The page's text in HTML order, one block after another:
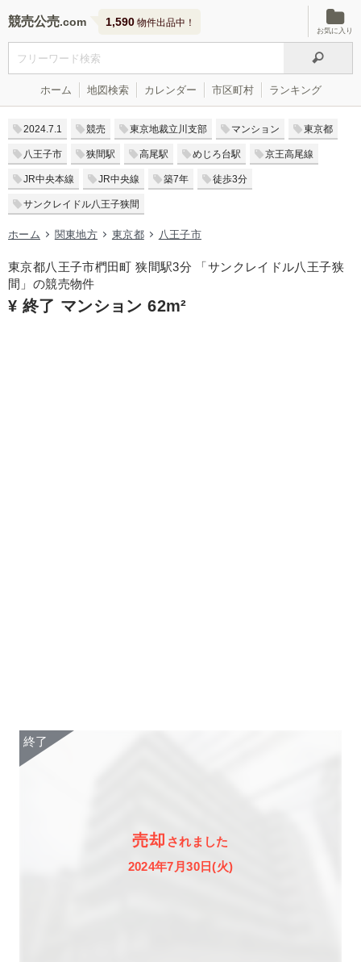
競売公売 1,590 物件出品中！
お気に入り
ホーム 地図検索 カレンダー 市区町村 ランキング
2024.7.1 競売 東京地裁立川支部 マンション 東京都
八王子市 狭間駅 高尾駅 めじろ台駅 京王高尾線
JR中央本線 JR中央線 築7年 徒歩3分
サンクレイドル八王子狭間
ホーム 関東地方 東京都 八王子市
東京都八王子市椚田町 狭間駅3分 「サンクレイドル八王子狭
間」の競売物件
¥ 終了 マンション 62m²
売却 されました
2024年7月30日(火)